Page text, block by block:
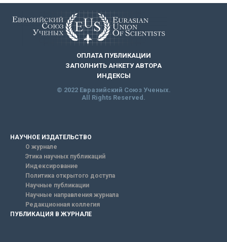
ОПЛАТА ПУБЛИКАЦИИ
ЗАПОЛНИТЬ АНКЕТУ АВТОРА
ИНДЕКСЫ
© 2022 Евразийский Союз Ученых.
All Rights Reserved.
НАУЧНОЕ ИЗДАТЕЛЬСТВО
О журнале
Этика научных публикаций
Индексирование
Политика открытого доступа
Научные публикации
Научные направления журнала
Редакционная коллегия
ПУБЛИКАЦИЯ В ЖУРНАЛЕ